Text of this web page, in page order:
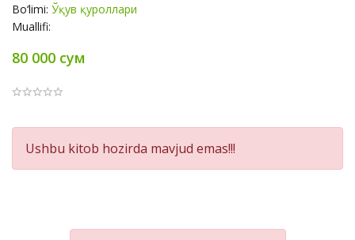
Bo‘limi: Ўқув қуроллари
Muallifi:
80 000 сум
Product
Summery
Ushbu kitob hozirda mavjud emas!!!